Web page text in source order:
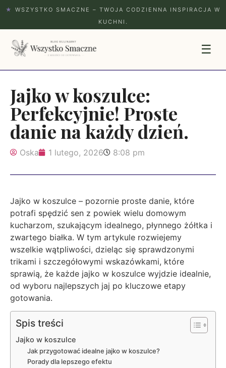
★
WSZYSTKO SMACZNE – TWOJA CODZIENNA INSPIRACJA W
KUCHNI.
☰
Jajko w koszulce:
Perfekcyjnie! Proste
danie na każdy dzień.
Oska 1 lutego, 2026 8:08 pm
Jajko w koszulce – pozornie proste danie, które
potrafi spędzić sen z powiek wielu domowym
kucharzom, szukającym idealnego, płynnego żółtka i
zwartego białka. W tym artykule rozwiejemy
wszelkie wątpliwości, dzieląc się sprawdzonymi
trikami i szczegółowymi wskazówkami, które
sprawią, że każde jajko w koszulce wyjdzie idealnie,
od wyboru najlepszych jaj po kluczowe etapy
gotowania.
Spis treści
Jajko w koszulce
Jak przygotować idealne jajko w koszulce?
Porady dla lepszego efektu